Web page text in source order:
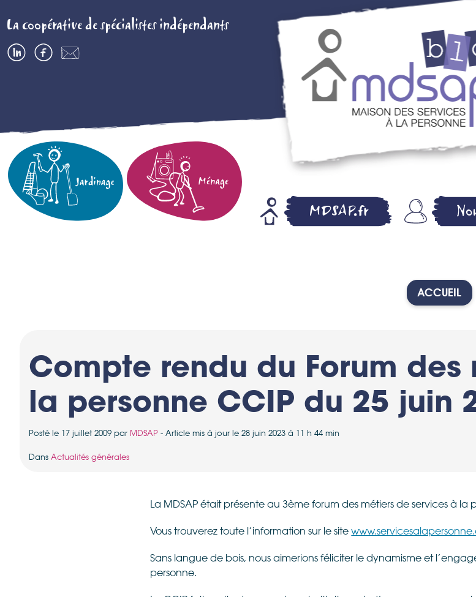
MDSAP BLOG
MAISON DES
PERSONNE
La coopérative de spécialistes indépendants
MDSAP.fr
ACCUEIL
Compte rendu du Forum des
la personne CCIP du 25 juin
Posté le 17 juillet 2009 par MDSAP - Article mis à jour le 28 juin 2023 à 11 h 44 min
Dans Actualités générales
La MDSAP était présente au 3ème forum des métiers de services à la
Vous trouverez toute l’information sur le site
Sans langue de bois, nous aimerions féliciter le dynamisme et
personne.